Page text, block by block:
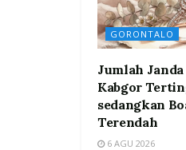
GORONTALO
Jumlah
Kabgor
sedangkan
Terendah
6 AGU 2026